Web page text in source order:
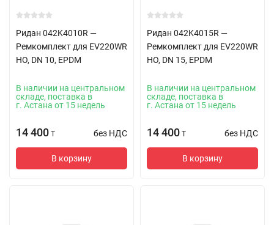
Ридан 042K4010R —
Ремкомплект для EV220WR
НО, DN 10, EPDM
В наличии на центральном
складе, поставка в
г. Астана от 15 недель
14 400 T без НДС
В корзину
Ридан 042K4015R —
Ремкомплект для EV220WR
НО, DN 15, EPDM
В наличии на центральном
складе, поставка в
г. Астана от 15 недель
14 400 T без НДС
В корзину